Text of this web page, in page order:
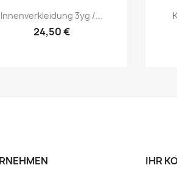
Vorschau
Innenverkleidung 3yg /...
24,50 €
IHR